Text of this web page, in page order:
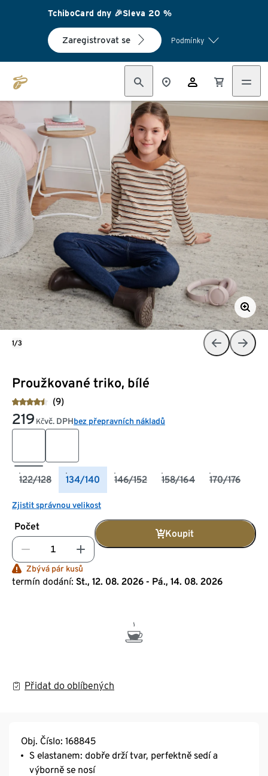
TchiboCard dny 🎉Sleva 20 %
Zaregistrovat se Podmínky
Proužkované triko, bílé
(9)
219 Kčvč. DPHbez přepravních nákladů
122/128 134/140 146/152 158/164 170/176
Zjistit správnou velikost
Počet
Koupit
Zbývá pár kusů
termín dodání: St., 12. 08. 2026 - Pá., 14. 08. 2026
Přidat do oblíbených
1/3
Obj. Číslo: 168845
S elastanem: dobře drží tvar, perfektně sedí a
výborně se nosí